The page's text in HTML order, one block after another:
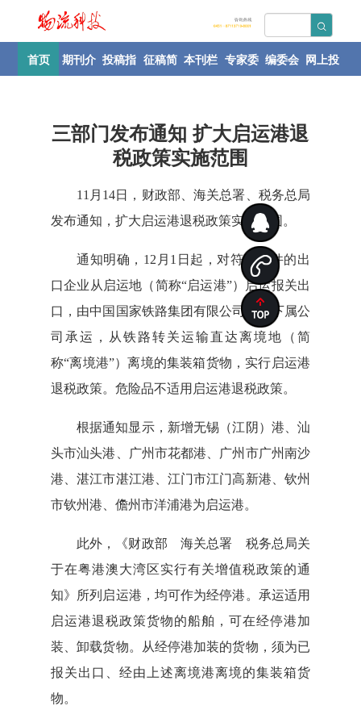
首页 期刊介 投稿指 征稿简 本刊栏 专家委 编委会 网上投
三部门发布通知 扩大启运港退
税政策实施范围
11月14日，财政部、海关总署、税务总局
发布通知，扩大启运港退税政策实施范围。
通知明确，12月1日起，对符合条件的出
口企业从启运地（简称“启运港”）启运报关出
口，由中国国家铁路集团有限公司及其下属公
司承运，从铁路转关运输直达离境地（简
称“离境港”）离境的集装箱货物，实行启运港
退税政策。危险品不适用启运港退税政策。
根据通知显示，新增无锡（江阴）港、汕
头市汕头港、广州市花都港、广州市广州南沙
港、湛江市湛江港、江门市江门高新港、钦州
市钦州港、儋州市洋浦港为启运港。
此外，《财政部 海关总署 税务总局关
于在粤港澳大湾区实行有关增值税政策的通
知》所列启运港，均可作为经停港。承运适用
启运港退税政策货物的船舶，可在经停港加
装、卸载货物。从经停港加装的货物，须为已
报关出口、经由上述离境港离境的集装箱货
物。